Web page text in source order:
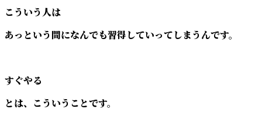
こういう人は
あっという間になんでも習得していってしまうんです。
すぐやる
とは、こういうことです。